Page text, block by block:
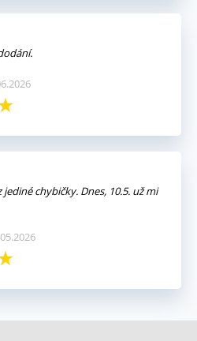
chybičky. Dnes, 10.5. už mi